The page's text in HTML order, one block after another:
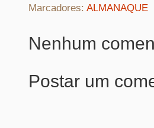
Marcadores: ALMANAQUE
Nenhum
Postar um